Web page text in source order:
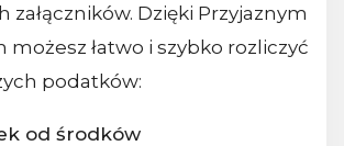
załączników. Dzięki Przyjaznym
możesz łatwo i szybko rozliczyć
podatków:
od środków